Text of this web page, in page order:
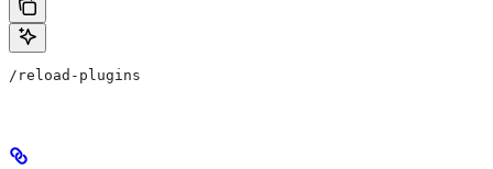
/reload-plugins